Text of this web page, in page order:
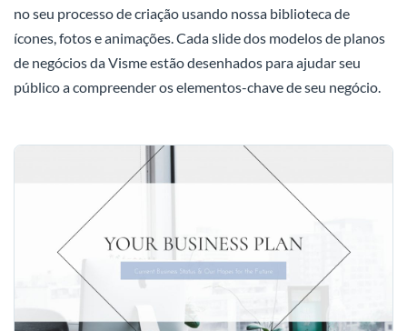
no seu processo de criação usando nossa biblioteca de
ícones, fotos e animações. Cada slide dos modelos de planos
de negócios da Visme estão desenhados para ajudar seu
público a compreender os elementos-chave de seu negócio.